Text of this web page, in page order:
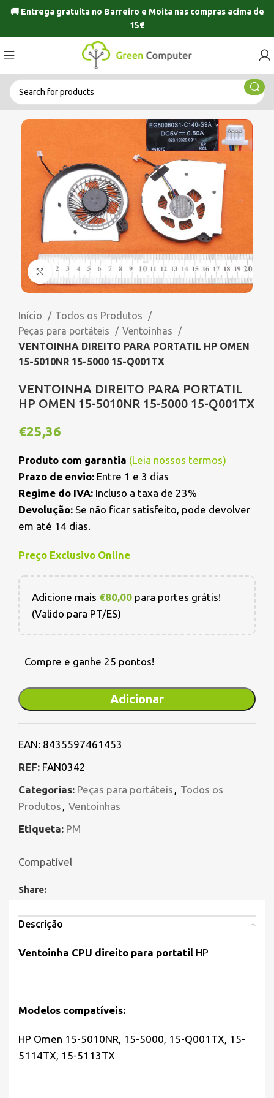
🚚 Entrega gratuita no Barreiro e Moitanas compras acima de
15€
Click to enlarge
Início
Todos os Produtos
Peças para portáteis
Ventoinhas
VENTOINHA DIREITO PARA PORTATIL HP OMEN
15-5010NR 15-5000 15-Q001TX
VENTOINHA DIREITO PARA PORTATIL
HP OMEN 15-5010NR 15-5000 15-Q001TX
€25,36
Produto com garantia (Leia nossos termos)
Prazo de envio: Entre 1 e 3 dias
Regime do IVA: Incluso a taxa de 23%
Devolução: Se não ficar satisfeito, pode devolver
em até 14 dias.
Preço Exclusivo Online
Adicione mais €80,00 para portes grátis!
(Valido para PT/ES)
Compre e ganhe 25 pontos!
Adicionar
EAN: 8435597461453
REF: FAN0342
Categorias: Peças para portáteis , Todos os
Produtos , Ventoinhas
Etiqueta: PM
Compatível
Share:
Descrição
Ventoinha CPU direito para portatil HP
Modelos compatíveis:
HP Omen 15-5010NR, 15-5000, 15-Q001TX, 15-
5114TX, 15-5113TX